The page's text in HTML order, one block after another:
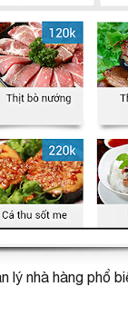
lý nhà hàng phổ